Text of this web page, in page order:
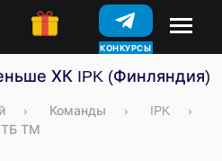
КОНКУРСЫ
ХК IPK (Финляндия)
› Команды › IPK
›
ТБ ТМ